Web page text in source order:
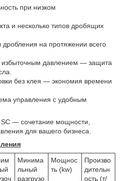
при низком
и несколько типов дробящих
на протяжении всего
давлением — защита
без клея — экономия времени
управления с удобным
— сочетание мощности,
для вашего бизнеса.
Минима
льный
разгрузо
Мощнос
ть (kw)
Произво
дительн
ость (т/